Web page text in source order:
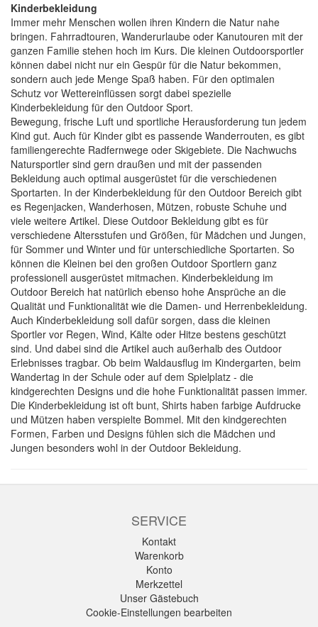
Kinderbekleidung
Immer mehr Menschen wollen ihren Kindern die Natur nahe
bringen. Fahrradtouren, Wanderurlaube oder Kanutouren mit der
ganzen Familie stehen hoch im Kurs. Die kleinen Outdoorsportler
können dabei nicht nur ein Gespür für die Natur bekommen,
sondern auch jede Menge Spaß haben. Für den optimalen
Schutz vor Wettereinflüssen sorgt dabei spezielle
Kinderbekleidung für den Outdoor Sport.
Bewegung, frische Luft und sportliche Herausforderung tun jedem
Kind gut. Auch für Kinder gibt es passende Wanderrouten, es gibt
familiengerechte Radfernwege oder Skigebiete. Die Nachwuchs
Natursportler sind gern draußen und mit der passenden
Bekleidung auch optimal ausgerüstet für die verschiedenen
Sportarten. In der Kinderbekleidung für den Outdoor Bereich gibt
es Regenjacken, Wanderhosen, Mützen, robuste Schuhe und
viele weitere Artikel. Diese Outdoor Bekleidung gibt es für
verschiedene Altersstufen und Größen, für Mädchen und Jungen,
für Sommer und Winter und für unterschiedliche Sportarten. So
können die Kleinen bei den großen Outdoor Sportlern ganz
professionell ausgerüstet mitmachen. Kinderbekleidung im
Outdoor Bereich hat natürlich ebenso hohe Ansprüche an die
Qualität und Funktionalität wie die Damen- und Herrenbekleidung.
Auch Kinderbekleidung soll dafür sorgen, dass die kleinen
Sportler vor Regen, Wind, Kälte oder Hitze bestens geschützt
sind. Und dabei sind die Artikel auch außerhalb des Outdoor
Erlebnisses tragbar. Ob beim Waldausflug im Kindergarten, beim
Wandertag in der Schule oder auf dem Spielplatz - die
kindgerechten Designs und die hohe Funktionalität passen immer.
Die Kinderbekleidung ist oft bunt, Shirts haben farbige Aufdrucke
und Mützen haben verspielte Bommel. Mit den kindgerechten
Formen, Farben und Designs fühlen sich die Mädchen und
Jungen besonders wohl in der Outdoor Bekleidung.
SERVICE
Kontakt
Warenkorb
Konto
Merkzettel
Unser Gästebuch
Cookie-Einstellungen bearbeiten